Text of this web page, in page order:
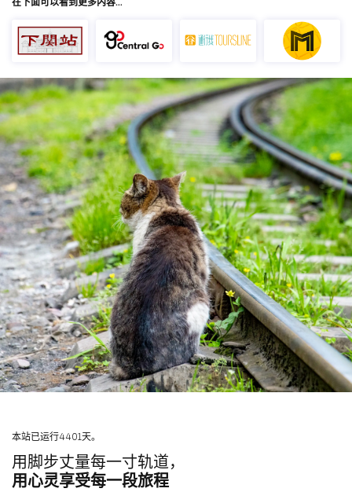
本站已运行4401天。
用脚步丈量每一寸轨道，
用心灵享受每一段旅程